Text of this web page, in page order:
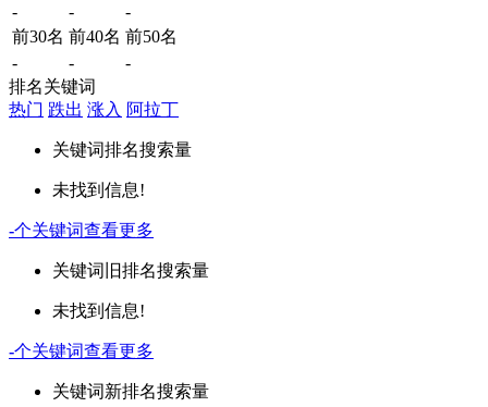
-
-
-
前30名 前40名 前50名
-
-
-
排名关键词
热门 跌出 涨入 阿拉丁
关键词排名搜索量
未找到信息!
-个关键词查看更多
关键词 旧排名搜索量
未找到信息!
-个关键词查看更多
关键词新排名搜索量